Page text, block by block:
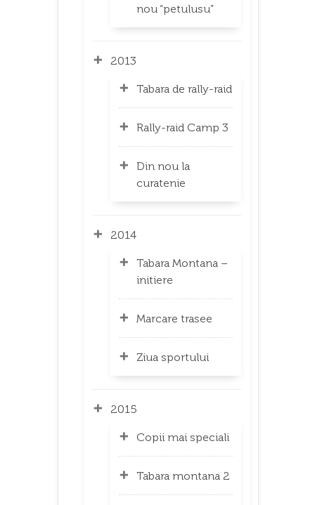
nou “petulusu”
2013
Tabara de rally-raid
Rally-raid Camp 3
Din nou la
curatenie
2014
Tabara Montana –
initiere
Marcare trasee
Ziua sportului
2015
Copii mai speciali
Tabara montana 2